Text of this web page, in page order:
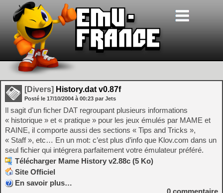
[Divers] History.dat v0.87f
Posté le 17/10/2004 à 00:23 par Jets
Il sagit d’un ficher DAT regroupant plusieurs informations
« historique » et « pratique » pour les jeux émulés par MAME et
RAINE, il comporte aussi des sections « Tips and Tricks »,
« Staff », etc… En un mot: c’est plus d’info que Klov.com dans un
seul fichier qui intégrera parfaitement votre émulateur préféré.
Télécharger Mame History v2.88c (5 Ko)
Site Officiel
En savoir plus…
0 commentaire